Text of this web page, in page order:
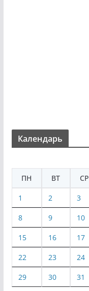
Календарь
ПН
ВТ СР
1 2 3
8 9 10
15 16 17
22 23 24
29 30 31